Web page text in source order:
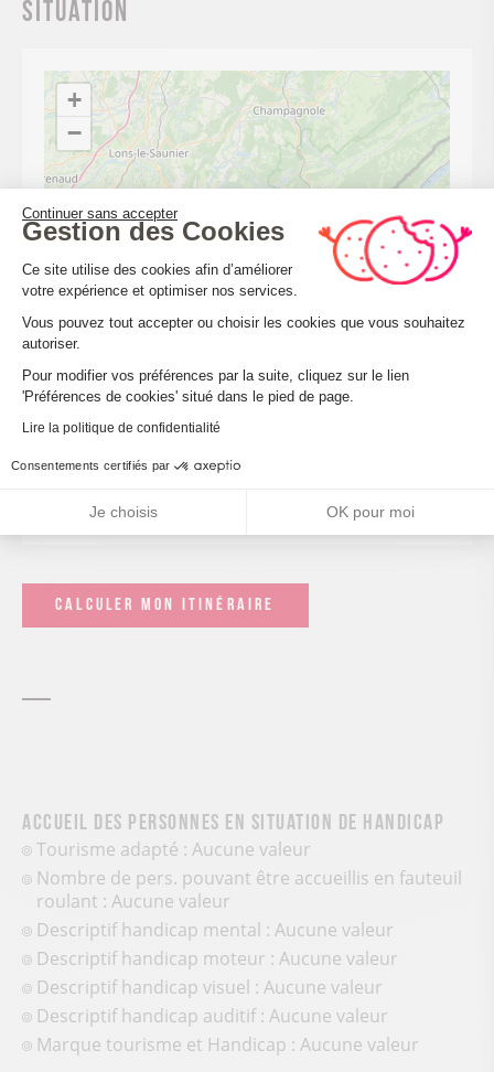
Situation
+
−
Leaflet| ©OpenStreetMap
CALCULER MON ITINÉRAIRE
Accueil des personnes en situation de handicap
Tourisme adapté : Aucune valeur
Nombre de pers. pouvant être accueillis en fauteuil
roulant : Aucune valeur
Descriptif handicap mental : Aucune valeur
Descriptif handicap moteur : Aucune valeur
Descriptif handicap visuel : Aucune valeur
Descriptif handicap auditif : Aucune valeur
Marque tourisme et Handicap : Aucune valeur
Continuer sans accepter
Gestion des Cookies
Plateforme de Gestion du
Ce site utilise des cookies afin d’améliorer
votre expérience et optimiser nos services.
Vous pouvez tout accepter ou choisir les cookies que vous souhaitez
autoriser.
Pour modifier vos préférences par la suite, cliquez sur le lien
'Préférences de cookies' situé dans le pied de page.
Lire la politique de confidentialité
Consentements certifiés par
Je choisis OK pour moi